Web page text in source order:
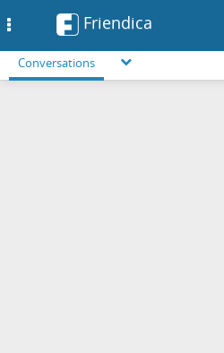
Friendica
Conversations